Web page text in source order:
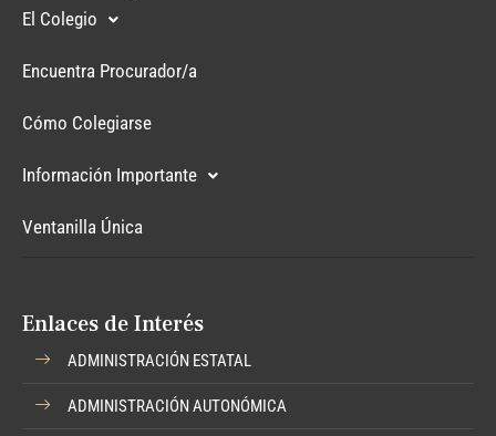
El Colegio
Encuentra Procurador/a
Cómo Colegiarse
Información Importante
Ventanilla Única
Enlaces de Interés
ADMINISTRACIÓN ESTATAL
ADMINISTRACIÓN AUTONÓMICA